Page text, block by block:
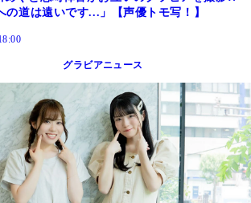
の道は遠いです...」【声優トモ写！】
グラビアニュース